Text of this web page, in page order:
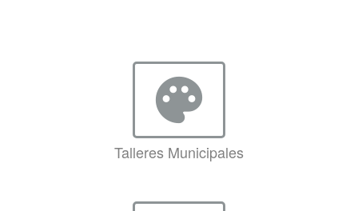
palette
Talleres Municipales